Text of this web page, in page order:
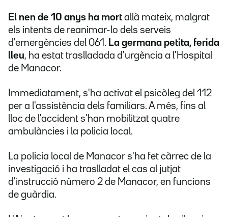
El nen de 10 anys ha mort allà mateix, malgrat
els intents de reanimar-lo dels serveis
d'emergències del 061. La germana petita, ferida
lleu, ha estat traslladada d'urgència a l'Hospital
de Manacor.
Immediatament, s'ha activat el psicòleg del 112
per a l'assistència dels familiars. A més, fins al
lloc de l'accident s'han mobilitzat quatre
ambulàncies i la policia local.
La policia local de Manacor s'ha fet càrrec de la
investigació i ha traslladat el cas al jutjat
d'instrucció número 2 de Manacor, en funcions
de guàrdia.